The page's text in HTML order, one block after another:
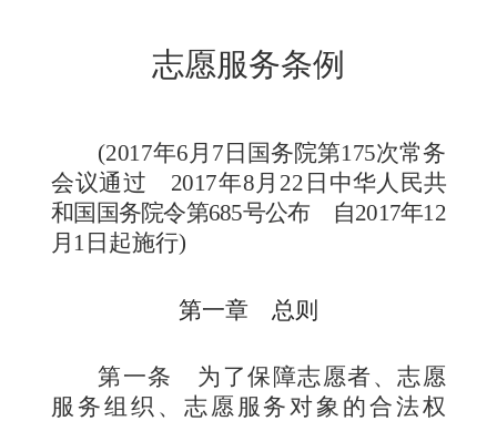
志愿服务条例
(2017年6月7日国务院第175次常务
会议通过 2017年8月22日 中华人民共
和国国务院令第685号公布 自2017年12
月 1日起施行)
第一章 总则
第一条
为了保障志愿者、志愿
服务组织、志愿服务对象的合法权